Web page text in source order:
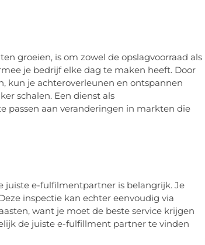
groeien, is om zowel de opslagvoorraad als
je bedrijf elke dag te maken heeft. Door
kun je achteroverleunen en ontspannen
schalen. Een dienst als
passen aan veranderingen in markten die
juiste e-fulfilmentpartner is belangrijk. Je
inspectie kan echter eenvoudig via
want je moet de beste service krijgen
de juiste e-fulfillment partner te vinden